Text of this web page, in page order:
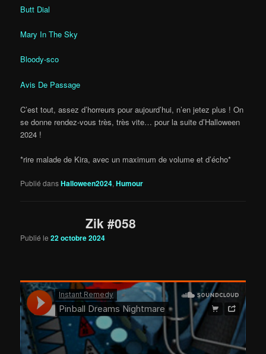
Butt Dial
Mary In The Sky
Bloody-sco
Avis De Passage
C’est tout, assez d’horreurs pour aujourd’hui, n’en jetez plus ! On
se donne rendez-vous très, très vite… pour la suite d’Halloween
2024 !
*rire malade de Kira, avec un maximum de volume et d’écho*
Publié dansHalloween2024,Humour
Zik #058
Publié le22 octobre 2024